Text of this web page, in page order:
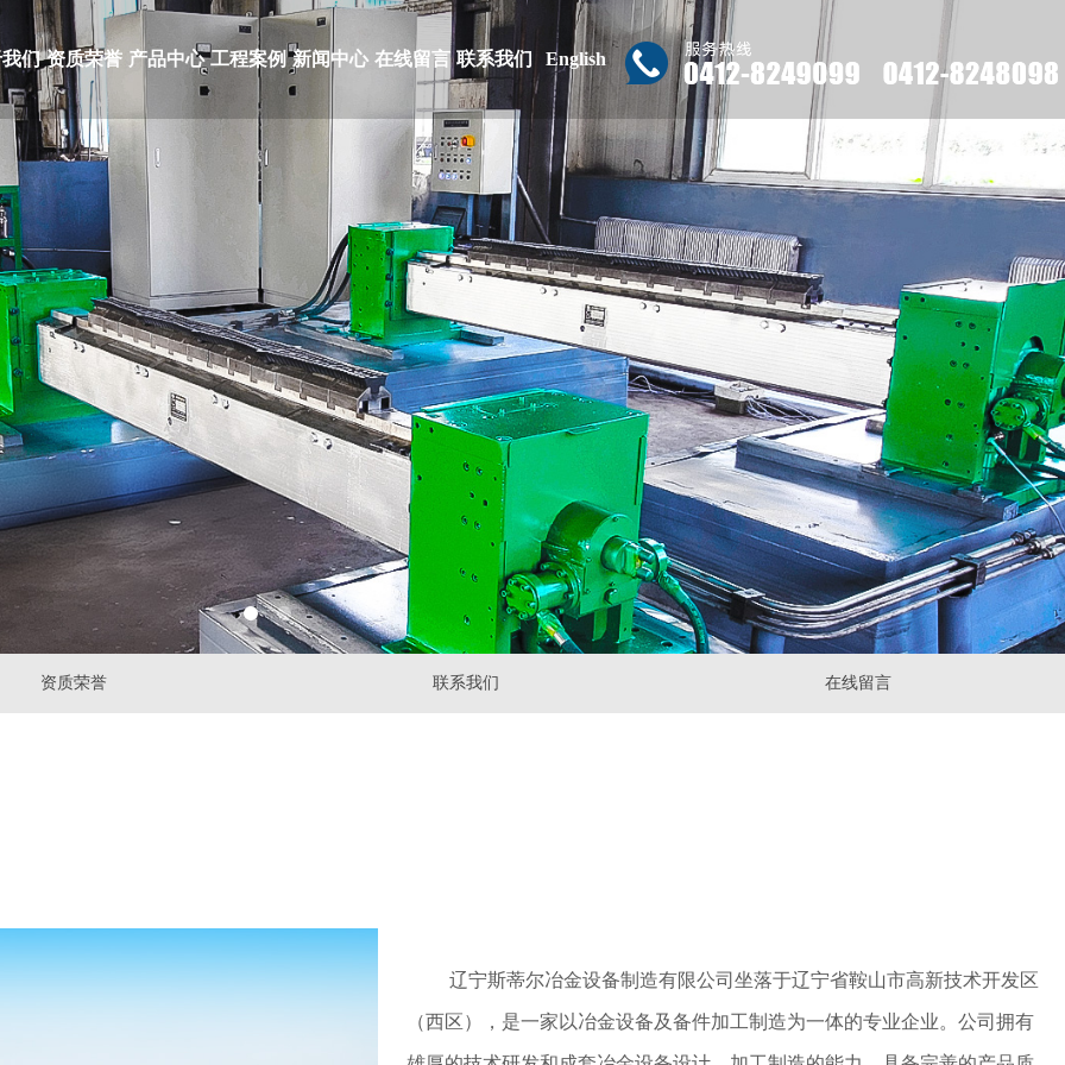
们 资质荣誉 产品中心 工程案例 新闻中心 在线留言 联系我们 English
资质荣誉 联系我们 在线留言
辽宁斯蒂尔冶金设备制造有限公司坐落于辽宁省鞍山市高新技术开发区
（西区），是一家以冶金设备及备件加工制造为一体的专业企业。公司拥有